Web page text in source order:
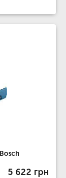
5 622 грн